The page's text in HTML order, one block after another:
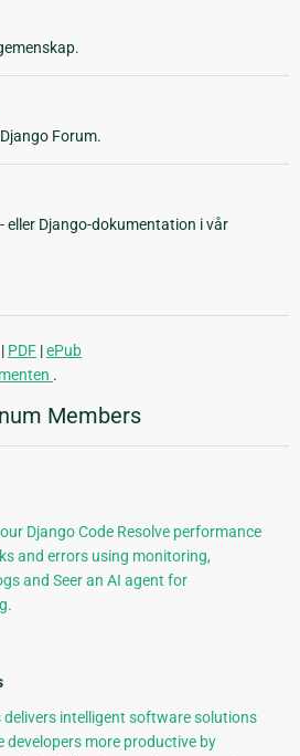
Forum.
eller Django-dokumentation i vår
| PDF |ePub
.
Members
Django Code Resolve performance
and errors using monitoring,
and Seer an AI agent for
delivers intelligent software solutions
developers more productive by